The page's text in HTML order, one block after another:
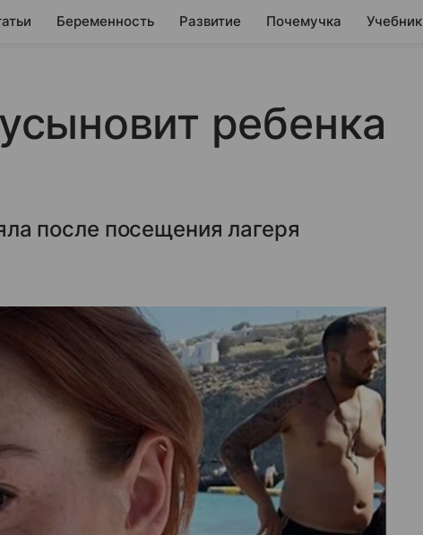
Беременность Развитие Почемучка Учебник
ребенка
после посещения лагеря